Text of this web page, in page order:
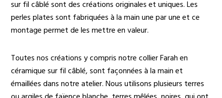
sur fil câblé sont des créations originales et uniques. Les
perles plates sont fabriquées à la main une par une et ce
montage permet de les mettre en valeur.
Toutes nos créations y compris notre collier Farah en
céramique sur fil câblé, sont façonnées à la main et
émaillées dans notre atelier. Nous utilisons plusieurs terres